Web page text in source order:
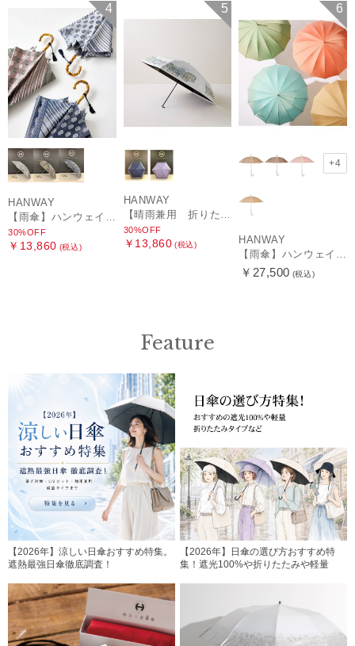
4
HANWAY
30%OFF
￥13,860 (税込)
5
HANWAY
30%OFF
￥13,860 (税込)
6
+4
HANWAY
￥27,500 (税込)
Feature
【2026年】涼しい日傘おすすめ特集。
遮熱最強日傘徹底調査！
【2026年】日傘の選び方おすすめ特
集！遮光100%や折りたたみや軽量